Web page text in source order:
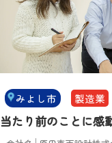
みよし市 製造業
当たり前のことに感